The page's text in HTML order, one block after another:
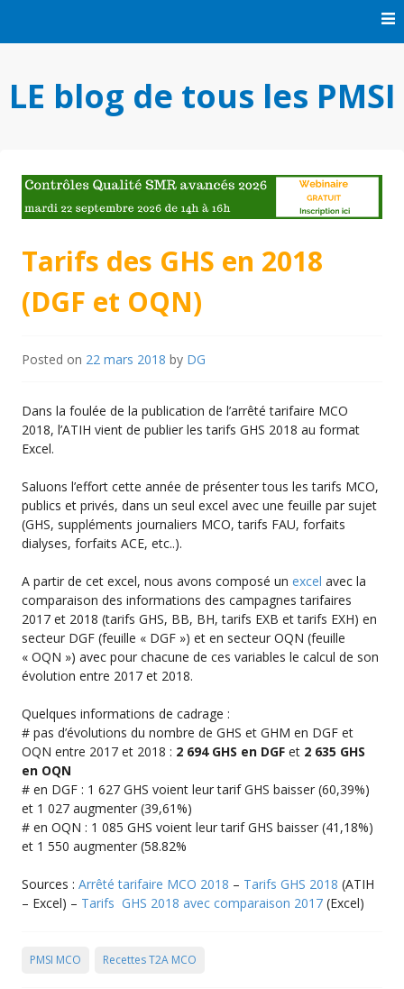
LE blog de tous les PMSI
Tarifs des GHS en 2018
(DGF et OQN)
Posted on 22 mars 2018 by DG
Dans la foulée de la publication de l’arrêté tarifaire MCO
2018, l’ATIH vient de publier les tarifs GHS 2018 au format
Excel.
Saluons l’effort cette année de présenter tous les tarifs MCO,
publics et privés, dans un seul excel avec une feuille par sujet
(GHS, suppléments journaliers MCO, tarifs FAU, forfaits
dialyses, forfaits ACE, etc..).
A partir de cet excel, nous avons composé un excel avec la
comparaison des informations des campagnes tarifaires
2017 et 2018 (tarifs GHS, BB, BH, tarifs EXB et tarifs EXH) en
secteur DGF (feuille « DGF ») et en secteur OQN (feuille
« OQN ») avec pour chacune de ces variables le calcul de son
évolution entre 2017 et 2018.
Quelques informations de cadrage :
# pas d’évolutions du nombre de GHS et GHM en DGF et
OQN entre 2017 et 2018 : 2 694 GHS en DGF et 2 635 GHS
en OQN
# en DGF : 1 627 GHS voient leur tarif GHS baisser (60,39%)
et 1 027 augmenter (39,61%)
# en OQN : 1 085 GHS voient leur tarif GHS baisser (41,18%)
et 1 550 augmenter (58.82%
Sources : Arrêté tarifaire MCO 2018 – Tarifs GHS 2018 (ATIH
– Excel) – Tarifs GHS 2018 avec comparaison 2017 (Excel)
PMSI MCO Recettes T2A MCO